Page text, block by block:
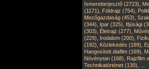
Ismeretterjesztő (2723),
(1171), Földrajz (754),
Mezőgazdaság (453),
(344), Ipar (325), Ifjúsági
(303), Életrajz (277),
(229), Irodalom (200),
(192), Közlekedés (189),
Hangosított diafilm (169),
Növénytan (168), Rajzfilm
Technikatörténet (130),